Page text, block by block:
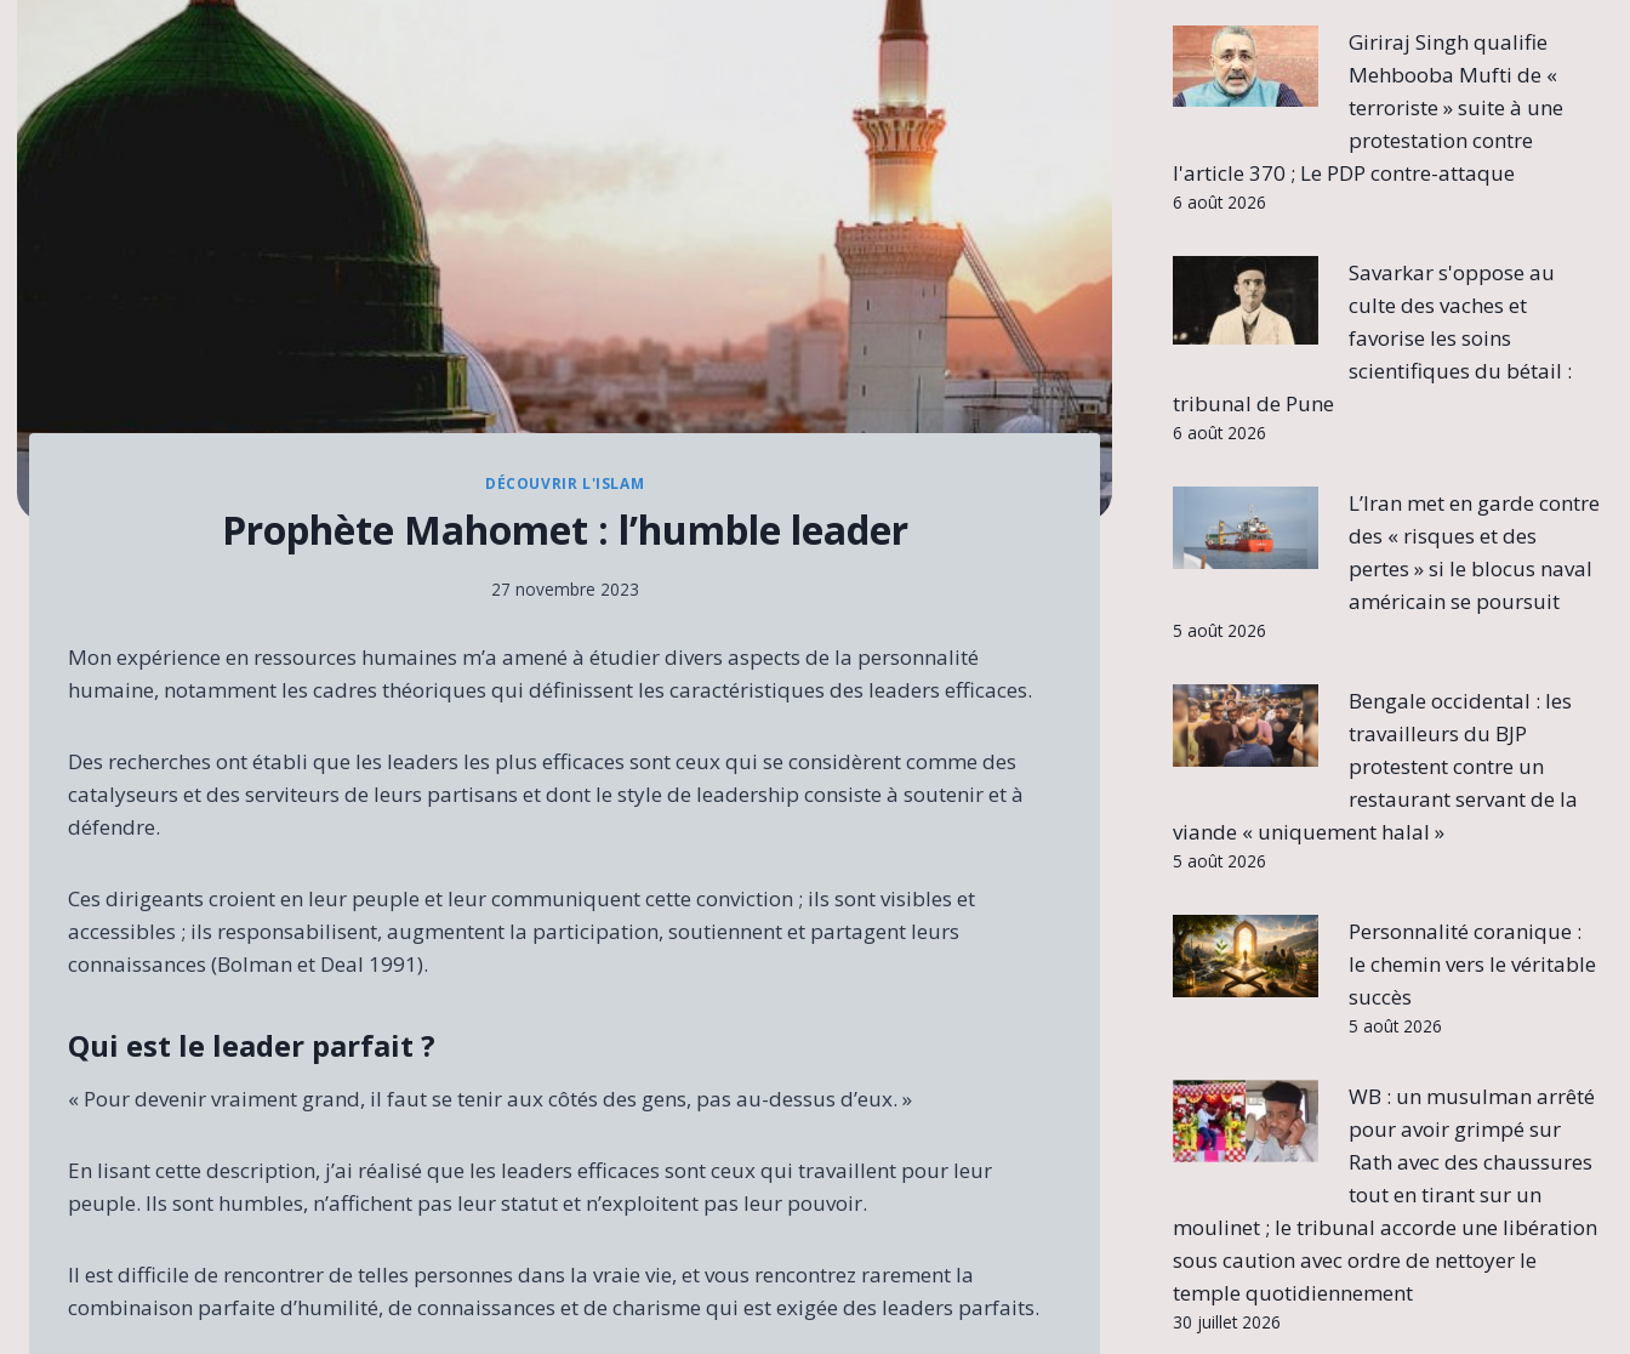
DÉCOUVRIR L'ISLAM
Prophète Mahomet : l’humble leader
27 novembre 2023
Mon expérience en ressources humaines m’a amené à étudier divers aspects de la personnalité
humaine, notamment les cadres théoriques qui définissent les caractéristiques des leaders efficaces.
Des recherches ont établi que les leaders les plus efficaces sont ceux qui se considèrent comme des
catalyseurs et des serviteurs de leurs partisans et dont le style de leadership consiste à soutenir et à
défendre.
Ces dirigeants croient en leur peuple et leur communiquent cette conviction ; ils sont visibles et
accessibles ; ils responsabilisent, augmentent la participation, soutiennent et partagent leurs
connaissances (Bolman et Deal 1991).
Qui est le leader parfait ?
« Pour devenir vraiment grand, il faut se tenir aux côtés des gens, pas au-dessus d’eux. »
En lisant cette description, j’ai réalisé que les leaders efficaces sont ceux qui travaillent pour leur
peuple. Ils sont humbles, n’affichent pas leur statut et n’exploitent pas leur pouvoir.
Il est difficile de rencontrer de telles personnes dans la vraie vie, et vous rencontrez rarement la
combinaison parfaite d’humilité, de connaissances et de charisme qui est exigée des leaders parfaits.
Giriraj Singh qualifie
Mehbooba Mufti de «
terroriste » suite à une
protestation contre
l'article 370 ; Le PDP contre-attaque
6 août 2026
Savarkar s'oppose au
culte des vaches et
favorise les soins
scientifiques du bétail :
tribunal de Pune
6 août 2026
L’Iran met en garde contre
des « risques et des
pertes » si le blocus naval
américain se poursuit
5 août 2026
Bengale occidental : les
travailleurs du BJP
protestent contre un
restaurant servant de la
viande « uniquement halal »
5 août 2026
Personnalité coranique :
le chemin vers le véritable
succès
5 août 2026
WB : un musulman arrêté
pour avoir grimpé sur
Rath avec des chaussures
tout en tirant sur un
moulinet ; le tribunal accorde une libération
sous caution avec ordre de nettoyer le
temple quotidiennement
30 juillet 2026